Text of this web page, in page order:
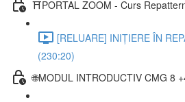
⛩️PORTAL ZOOM - Curs
[RELUARE] INIȚIERE ÎN
(230:20)
🌐MODUL INTRODUCTIV CMG 8